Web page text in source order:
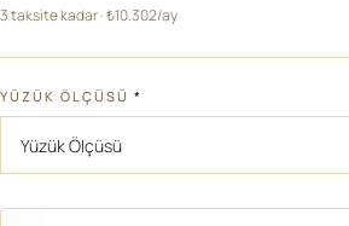
3 taksite kadar · ₺10.302/ay
YÜZÜK ÖLÇÜSÜ *